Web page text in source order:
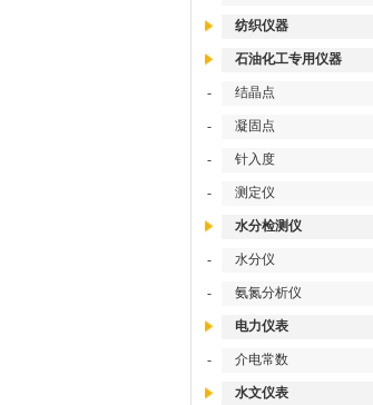
纺织仪器
石油化工专用仪器
- 结晶点
- 凝固点
- 针入度
- 测定仪
水分检测仪
- 水分仪
- 氨氮分析仪
电力仪表
- 介电常数
水文仪表